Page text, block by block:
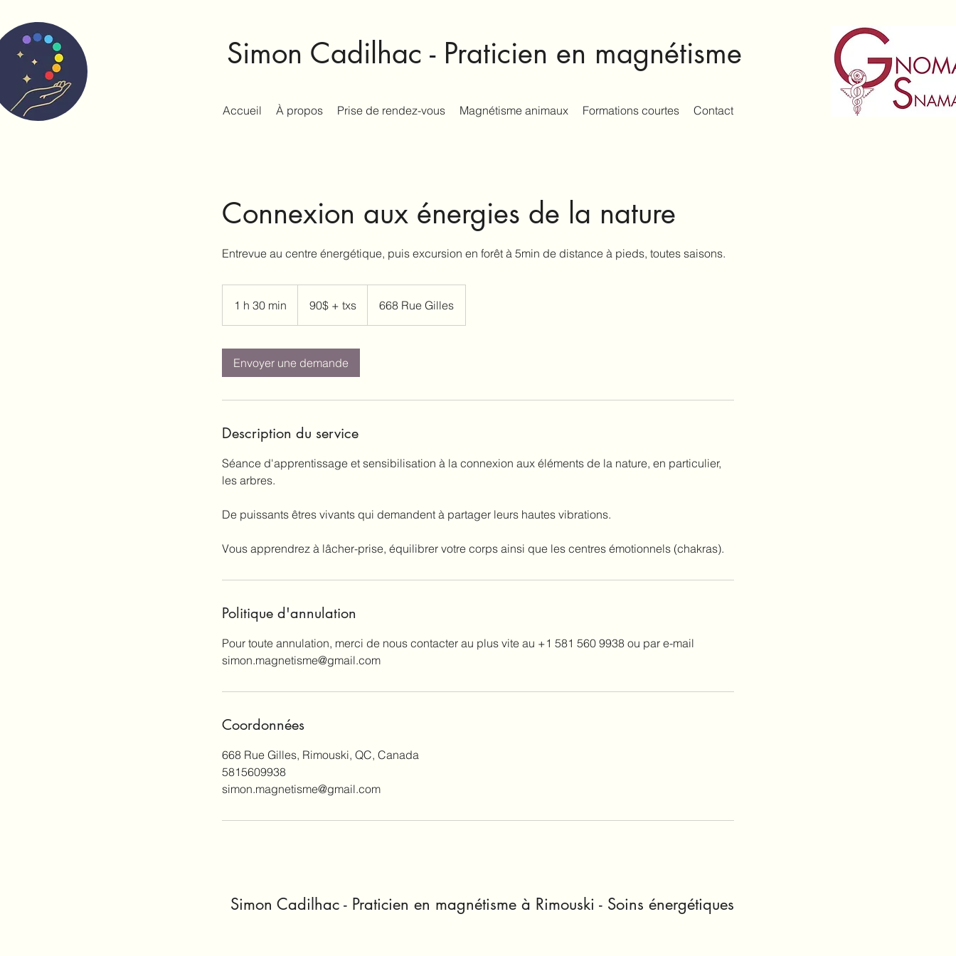
Simon Cadilhac - Praticien en magnétisme
Accueil À propos Prise de rendez-vous Magnétisme animaux Formations courtes Contact
Connexion aux énergies de la nature
Entrevue au centre énergétique, puis excursion en forêt à 5min de distance à pieds, toutes saisons.
1 h 30 min
3
i
90$ + txs 668 Rue Gilles
Envoyer une demande
Description du service
Séance d'apprentissage et sensibilisation à la connexion aux éléments de la nature, en particulier,
les arbres.
De puissants êtres vivants qui demandent à partager leurs hautes vibrations.
Vous apprendrez à lâcher-prise, équilibrer votre corps ainsi que les centres émotionnels (chakras).
Politique d'annulation
Pour toute annulation, merci de nous contacter au plus vite au +1 581 560 9938 ou par e-mail
simon.magnetisme@gmail.com
Coordonnées
668 Rue Gilles, Rimouski, QC, Canada
5815609938
simon.magnetisme@gmail.com
Simon Cadilhac - Praticien en magnétisme à Rimouski - Soins énergétiques